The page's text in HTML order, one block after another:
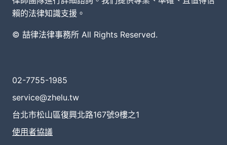
賴的法律知識支援。
© 喆律法律事務所 All Rights Reserved.
02-7755-1985
service@zhelu.tw
台北市松山區復興北路167號9樓之1
使用者協議